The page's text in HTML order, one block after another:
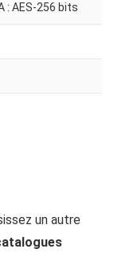
: AES-256 bits
un autre